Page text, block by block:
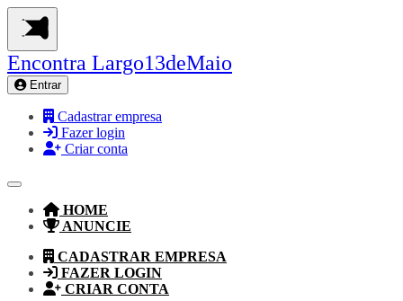
Encontra Largo13deMaio
Entrar
Cadastrar empresa
Fazer login
Criar conta
HOME
ANUNCIE
CADASTRAR EMPRESA
FAZER LOGIN
CRIAR CONTA